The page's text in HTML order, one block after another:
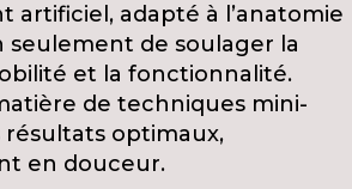
adapté à l’anatomie
de soulager la
et la fonctionnalité.
de techniques mini-
résultats optimaux,
en douceur.